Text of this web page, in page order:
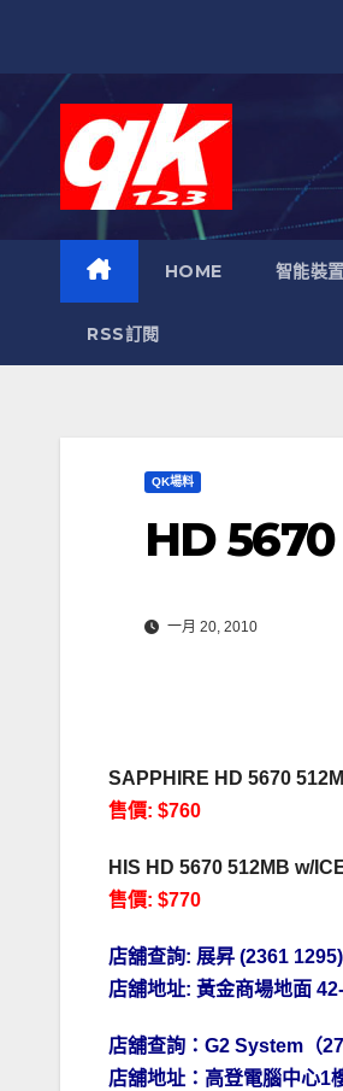
HOME 智能裝置
RSS訂閱
QK場料
HD 5670
一月 20, 2010
SAPPHIRE HD 5670
售價: $760
HIS HD 5670 512MB w/
售價: $770
店舖查詢: 展昇 (2361 1295)
店舖地址: 黃金商場地面
店舖查詢：G2 System（
店舖地址：高登電腦中心1